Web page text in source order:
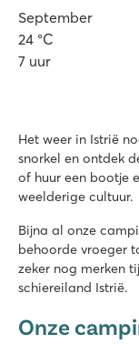
September
24 °C
7 uur
Het weer in Istrië
snorkel en ontdek
of huur een bootje
weelderige cultuur.
Bijna al onze
behoorde vroeger
zeker nog merken
schiereiland Istrië.
Onze